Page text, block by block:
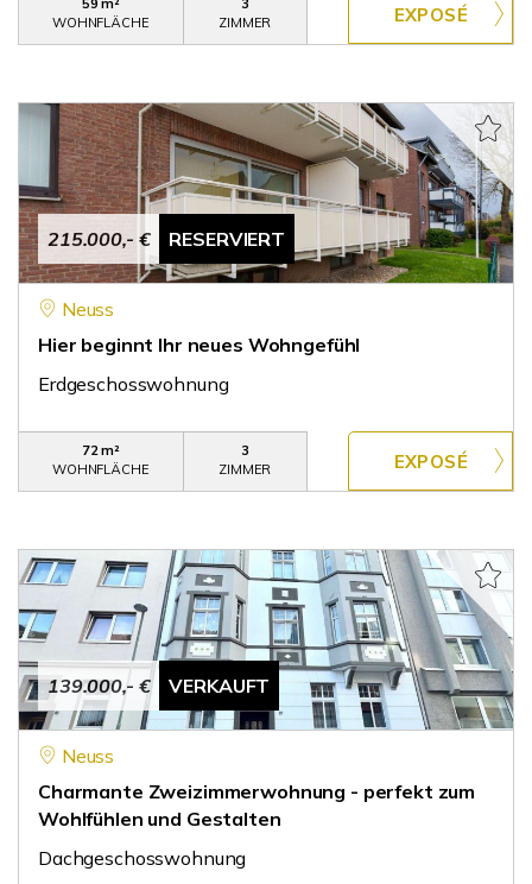
59 m²
WOHNFLÄCHE
3
ZIMMER
215.000,- € RESERVIERT
Neuss
Hier beginnt Ihr neues Wohngefühl
Erdgeschosswohnung
72 m²
WOHNFLÄCHE
3
ZIMMER
139.000,- € VERKAUFT
Neuss
Charmante Zweizimmerwohnung - perfekt zum
Wohlfühlen und Gestalten
Dachgeschosswohnung